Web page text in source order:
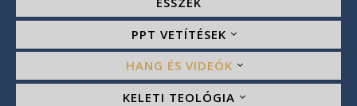
PPT VETÍTÉSEK
HANG ÉS VIDEÓK
KELETI TEOLÓGIA